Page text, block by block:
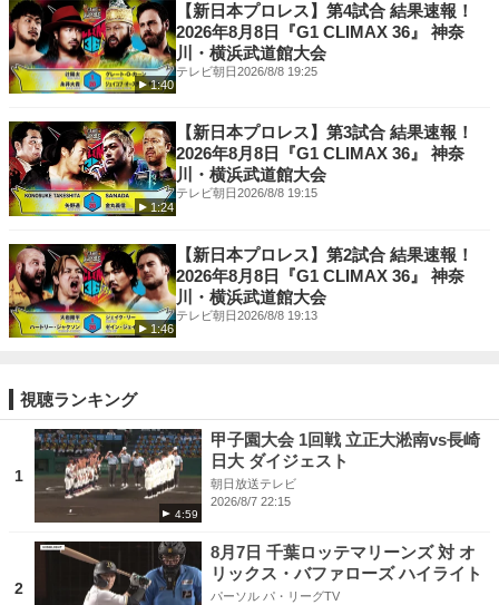
1:40
【新日本プロレス】第4試合 結果速報！
2026年8月8日『G1 CLIMAX 36』 神奈
川・横浜武道館大会
テレビ朝日2026/8/8 19:25
1:24
【新日本プロレス】第3試合 結果速報！
2026年8月8日『G1 CLIMAX 36』 神奈
川・横浜武道館大会
テレビ朝日2026/8/8 19:15
1:46
【新日本プロレス】第2試合 結果速報！
2026年8月8日『G1 CLIMAX 36』 神奈
川・横浜武道館大会
テレビ朝日2026/8/8 19:13
視聴ランキング
1
4:59
甲子園大会 1回戦 立正大淞南vs長崎
日大 ダイジェスト
朝日放送テレビ
2026/8/7 22:15
2
8月7日 千葉ロッテマリーンズ 対 オ
リックス・バファローズ ハイライト
パーソル パ・リーグTV